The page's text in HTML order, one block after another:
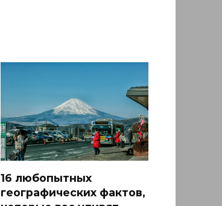
16 любопытных
географических фактов,